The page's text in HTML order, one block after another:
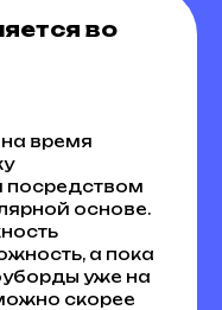
во
на время
посредством
основе.
а пока
уже на
скорее